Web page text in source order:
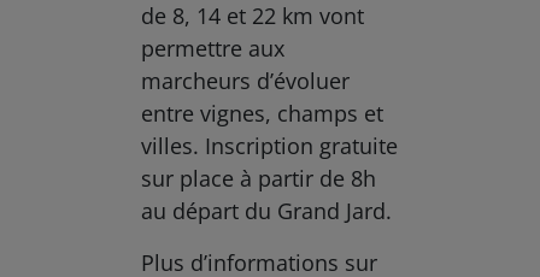
de 8, 14 et 22 km vont
permettre aux
marcheurs d’évoluer
entre vignes, champs et
villes. Inscription gratuite
sur place à partir de 8h
au départ du Grand Jard.
Plus d’informations sur